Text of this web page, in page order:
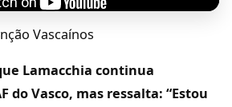
Vascaínos
Lamacchia continua
do Vasco, mas ressalta: “Estou